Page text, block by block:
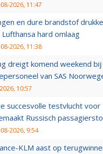
2026, 11:47
en dure brandstof
hard omlaag
2026, 11:38
dreigt komend weekend bij
van SAS
10:57
succesvolle testvlucht voor
Russisch
2026, 9:54
KLM aast op